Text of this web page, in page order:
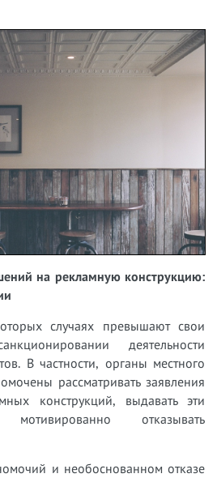
на рекламную конструкцию:
случаях превышают свои
деятельности
В частности, органы местного
рассматривать заявления
конструкций, выдавать эти
отказывать
и необоснованном отказе